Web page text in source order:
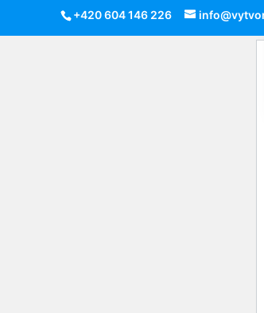
+420 604 146 226